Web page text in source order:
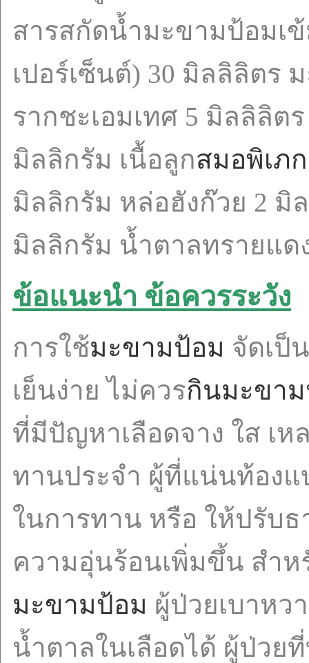
สารสกัดน้ำมะขามป้อมเ
เปอร์เซ็นต์) 30 มิลลิลิตร
รากชะเอมเทศ 5 มิลลิลิต
มิลลิกรัม เนื้อลูกสมอพิเภก
มิลลิกรัม หล่อฮังก๊วย 2 มิ
มิลลิกรัม น้ำตาลทรายแด
ข้อแนะนำ ข้อควรระวัง
การใช้มะขามป้อม จัดเป็
เย็นง่าย ไม่ควรกินมะขา
ที่มีปัญหาเลือดจาง ใส เ
ทานประจำ ผู้ที่แน่นท้อง
ในการทาน หรือ ให้ปรับ
ความอุ่นร้อนเพิ่มขึ้น สำ
มะขามป้อม ผู้ป่วยเบาห
น้ำตาลในเลือดได้ ผู้ป่วยที่